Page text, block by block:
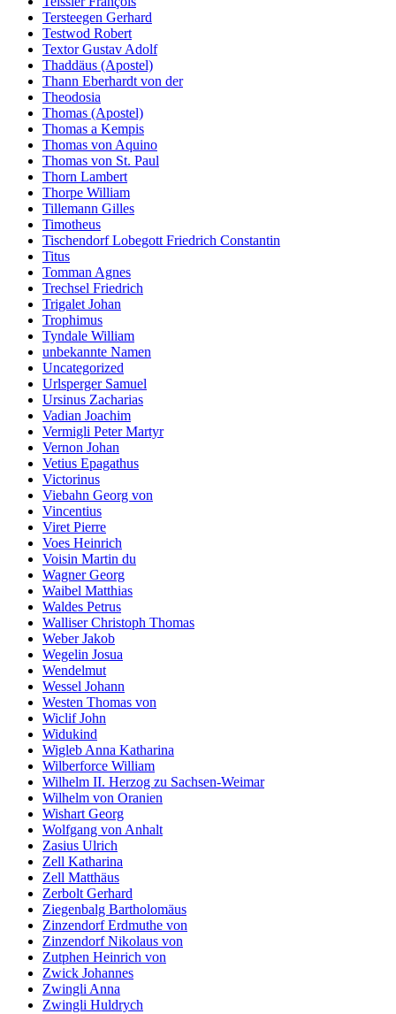
Tersteegen Gerhard
Testwod Robert
Textor Gustav Adolf
Thaddäus (Apostel)
Thann Eberhardt von der
Theodosia
Thomas (Apostel)
Thomas a Kempis
Thomas von Aquino
Thomas von St. Paul
Thorn Lambert
Thorpe William
Tillemann Gilles
Timotheus
Tischendorf Lobegott Friedrich Constantin
Titus
Tomman Agnes
Trechsel Friedrich
Trigalet Johan
Trophimus
Tyndale William
unbekannte Namen
Uncategorized
Urlsperger Samuel
Ursinus Zacharias
Vadian Joachim
Vermigli Peter Martyr
Vernon Johan
Vetius Epagathus
Victorinus
Viebahn Georg von
Vincentius
Viret Pierre
Voes Heinrich
Voisin Martin du
Wagner Georg
Waibel Matthias
Waldes Petrus
Walliser Christoph Thomas
Weber Jakob
Wegelin Josua
Wendelmut
Wessel Johann
Westen Thomas von
Wiclif John
Widukind
Wigleb Anna Katharina
Wilberforce William
Wilhelm II. Herzog zu Sachsen-Weimar
Wilhelm von Oranien
Wishart Georg
Wolfgang von Anhalt
Zasius Ulrich
Zell Katharina
Zell Matthäus
Zerbolt Gerhard
Ziegenbalg Bartholomäus
Zinzendorf Erdmuthe von
Zinzendorf Nikolaus von
Zutphen Heinrich von
Zwick Johannes
Zwingli Anna
Zwingli Huldrych